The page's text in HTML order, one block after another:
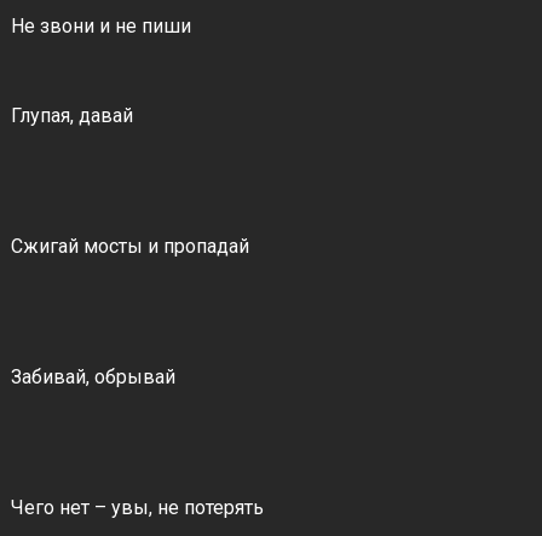
Не звони и не пиши
Глупая, давай
Сжигай мосты и пропадай
Забивай, обрывай
Чего нет – увы, не потерять